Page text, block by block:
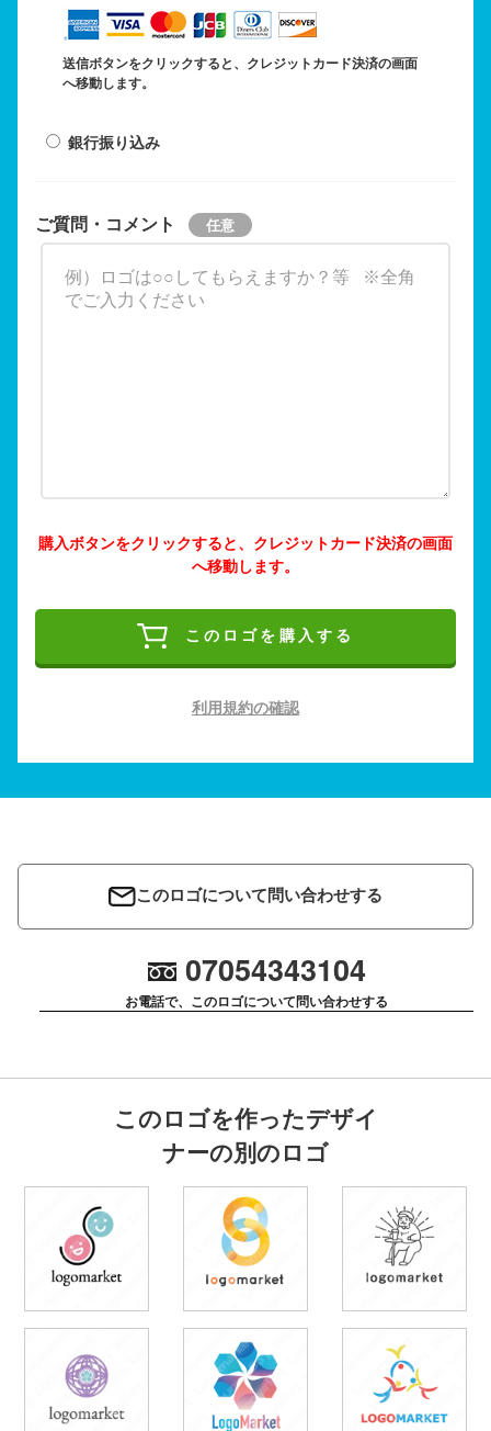
送信ボタンをクリックすると、クレジットカード決済の画面
へ移動します。
銀行振り込み
ご質問・コメント
購入ボタンをクリックすると、クレジットカード決済の画面
へ移動します。
このロゴを購入する
利用規約の確認
このロゴについて問い合わせする
07054343104
お電話で、このロゴについて問い合わせする
このロゴを作ったデザイ
ナーの別のロゴ